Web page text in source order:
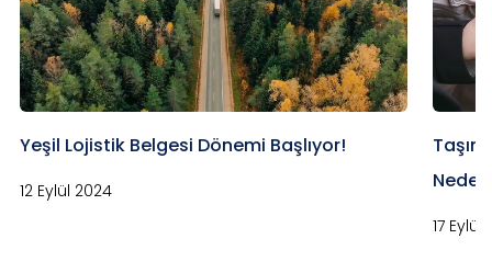
Yeşil Lojistik Belgesi Dönemi Başlıyor!
12 Eylül 2024
17 Eylül